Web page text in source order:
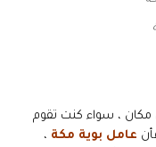
مكان ، سواء كنت تقوم
عامل بوية مكة ،